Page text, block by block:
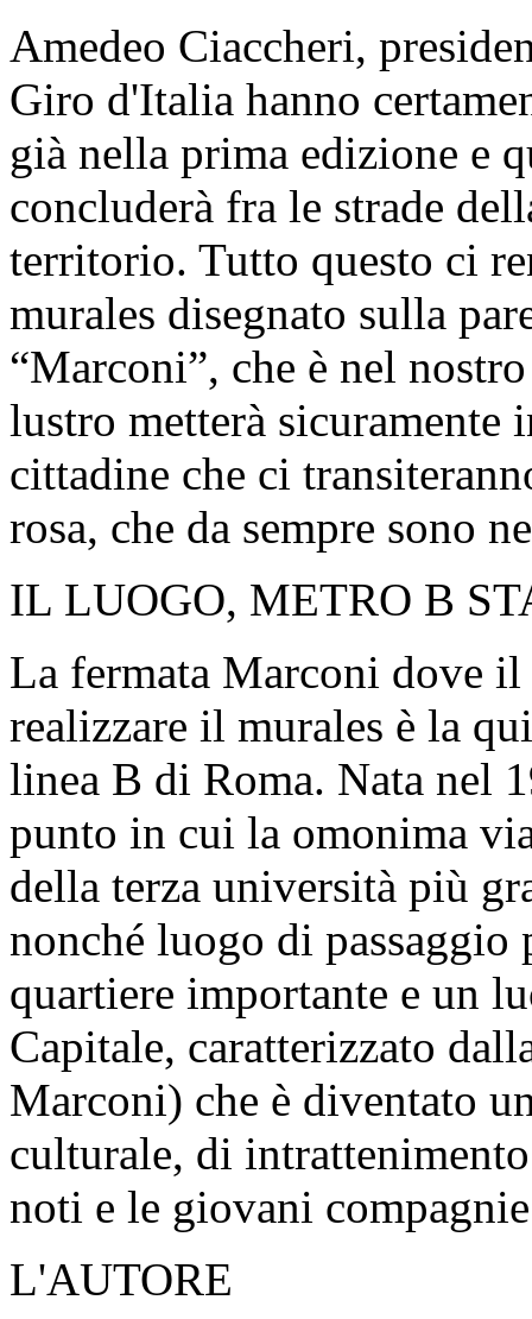
Amedeo Ciaccheri,
Giro d'Italia hanno
già nella prima edizione e
concluderà fra le strade
territorio. Tutto questo ci
murales disegnato sulla
“Marconi”, che è nel
lustro metterà
cittadine che ci
rosa, che da sempre sono
IL LUOGO, METRO B
La fermata Marconi dove
realizzare il murales è la
linea B di Roma. Nata nel
punto in cui la omonima
della terza università più
nonché luogo di
quartiere importante e un
Capitale, caratterizzato
Marconi) che è diventato
culturale, di
noti e le giovani
L'AUTORE